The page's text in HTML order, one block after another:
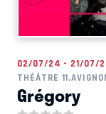
02/07/24 - 21/07/
THÉÂTRE
Grégory